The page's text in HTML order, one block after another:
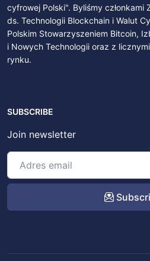
cyfrowej Polski". Byliśmy członkami
ds. Technologii Blockchain i Walut
Polskim Stowarzyszeniem Bitcoin,
i Nowych Technologii oraz z
rynku.
SUBSCRIBE
Join newsletter